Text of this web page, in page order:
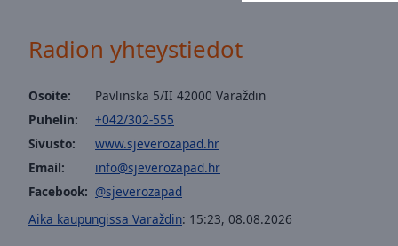
Picture
modal
window.
Radion yhteystiedot
Osoite:
Pavlinska 5/II 42000 Varaždin
Puhelin:
+042/302-555
Sivusto:
www.sjeverozapad.hr
Email:
info@sjeverozapad.hr
Facebook: @sjeverozapad
Aika kaupungissa Varaždin: 15:23, 08.08.2026